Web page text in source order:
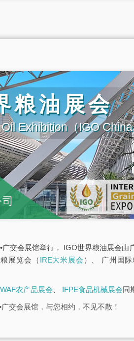
粮油展会
Exhibition（IGO
交会展馆举行， IGO世界粮油展会由
展览会（ IRE大米展会 ）、 广州国
WAF农产品展会 IFPE食品机械展会同
交会展馆，与您相约，不见不散！